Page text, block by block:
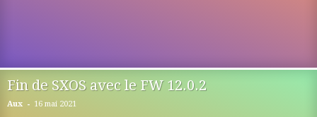
Fin de SXOS avec le FW 12.0.2
Aux - 16 mai 2021